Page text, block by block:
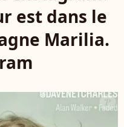
est dans le
Marilia.